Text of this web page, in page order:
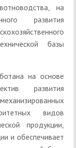
на
развития
базы
на основе
развития
видов
продукции,
и обеспечивает